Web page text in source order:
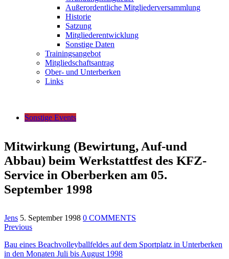
Außerordentliche Mitgliederversammlung
Historie
Satzung
Mitgliederentwicklung
Sonstige Daten
Trainingsangebot
Mitgliedschaftsantrag
Ober- und Unterberken
Links
Sonstige Events
Mitwirkung (Bewirtung, Auf-und
Abbau) beim Werkstattfest des KFZ-
Service in Oberberken am 05.
September 1998
Jens 5. September 1998 0 COMMENTS
Beitragsnavigation
PreviousPrevious
Bau eines Beachvolleyballfeldes auf dem Sportplatz in Unterberken
in den Monaten Juli bis August 1998